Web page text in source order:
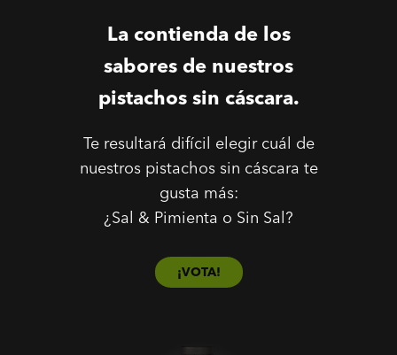
La contienda de los
sabores de nuestros
pistachos sin cáscara.
Te resultará difícil elegir cuál de
nuestros pistachos sin cáscara te
gusta más:
¿Sal & Pimienta o Sin Sal?
¡VOTA!